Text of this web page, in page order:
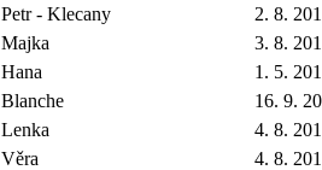
Petr - Klecany
2. 8.
Majka
3. 8.
Hana
1. 5.
Blanche
16. 9.
Lenka
4. 8.
Věra 4. 8.